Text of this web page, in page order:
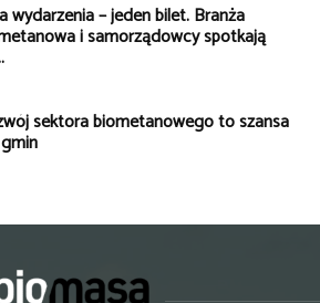
wydarzenia – jeden bilet. Branża
i samorządowcy spotkają
sektora biometanowego to szansa